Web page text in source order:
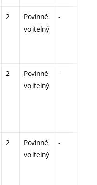
2
Povinně
volitelný
-
2
Povinně
volitelný
-
2
Povinně
volitelný
-